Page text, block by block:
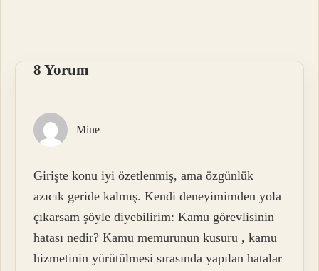
8 Yorum
Mine
Girişte konu iyi özetlenmiş, ama özgünlük
azıcık geride kalmış. Kendi deneyimimden yola
çıkarsam şöyle diyebilirim: Kamu görevlisinin
hatası nedir? Kamu memurunun kusuru , kamu
hizmetinin yürütülmesi sırasında yapılan hatalar